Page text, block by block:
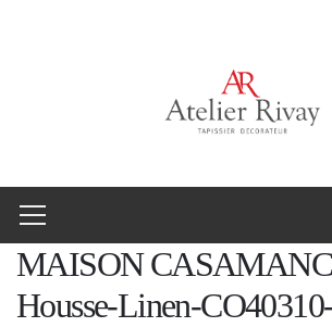
MAISON
Housse-Linen-